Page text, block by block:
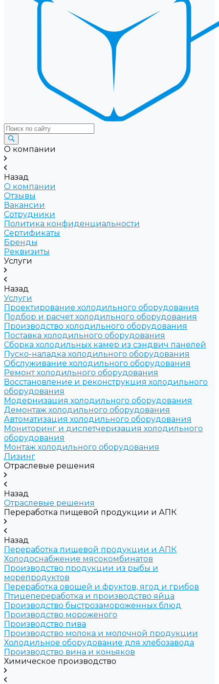
О компании
Назад
О компании
Отзывы
Вакансии
Сотрудники
Политика конфиденциальности
Сертификаты
Бренды
Реквизиты
Услуги
Назад
Услуги
Проектирование холодильного оборудования
Подбор и расчет холодильного оборудования
Производство холодильного оборудования
Поставка холодильного оборудования
Cборка холодильных камер из сэндвич панелей
Пуско-наладка холодильного оборудования
Обслуживание холодильного оборудования
Ремонт холодильного оборудования
Восстановление и реконструкция холодильного
оборудования
Модернизация холодильного оборудования
Демонтаж холодильного оборудования
Автоматизация холодильного оборудования
Мониторинг и диспетчеризация холодильного
оборудования
Монтаж холодильного оборудования
Лизинг
Отраслевые решения
Назад
Отраслевые решения
Переработка пищевой продукции и АПК
Назад
Переработка пищевой продукции и АПК
Холодоснабжение мясокомбинатов
Производство продукции из рыбы и
морепродуктов
Переработка овощей и фруктов, ягод и грибов
Птицепереработка и производство яйца
Производство быстрозамороженных блюд
Производство мороженого
Производство пива
Производство молока и молочной продукции
Холодильное оборудование для хлебозавода
Производство вина и коньяков
Химическое производство